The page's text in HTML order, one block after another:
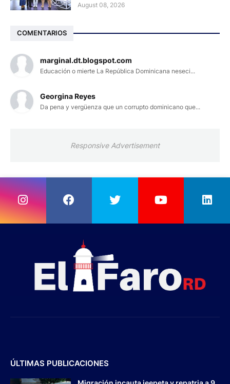
August 08, 2026
COMENTARIOS
marginal.dt.blogspot.com
Educación o mierte La República Dominicana neseci...
Georgina Reyes
Da pena y vergüenza que un corrupto dominicano que...
Responsive Advertisement
ÚLTIMAS PUBLICACIONES